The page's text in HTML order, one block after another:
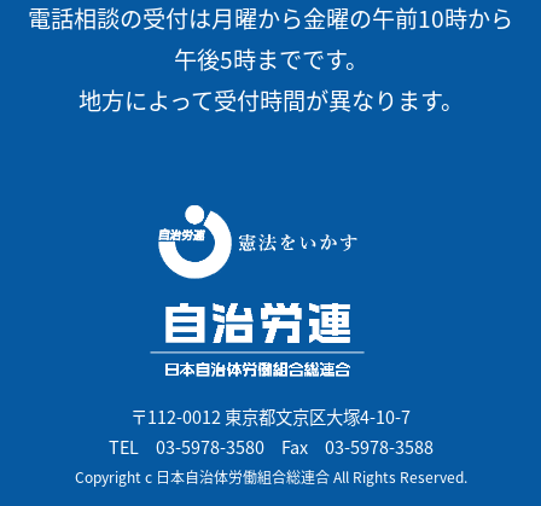
電話相談の受付は月曜から金曜の午前10時から
午後5時までです。
地方によって受付時間が異なります。
〒112-0012 東京都文京区大塚4-10-7
TEL 03-5978-3580Fax 03-5978-3588
Copyright c 日本自治体労働組合総連合 All Rights Reserved.